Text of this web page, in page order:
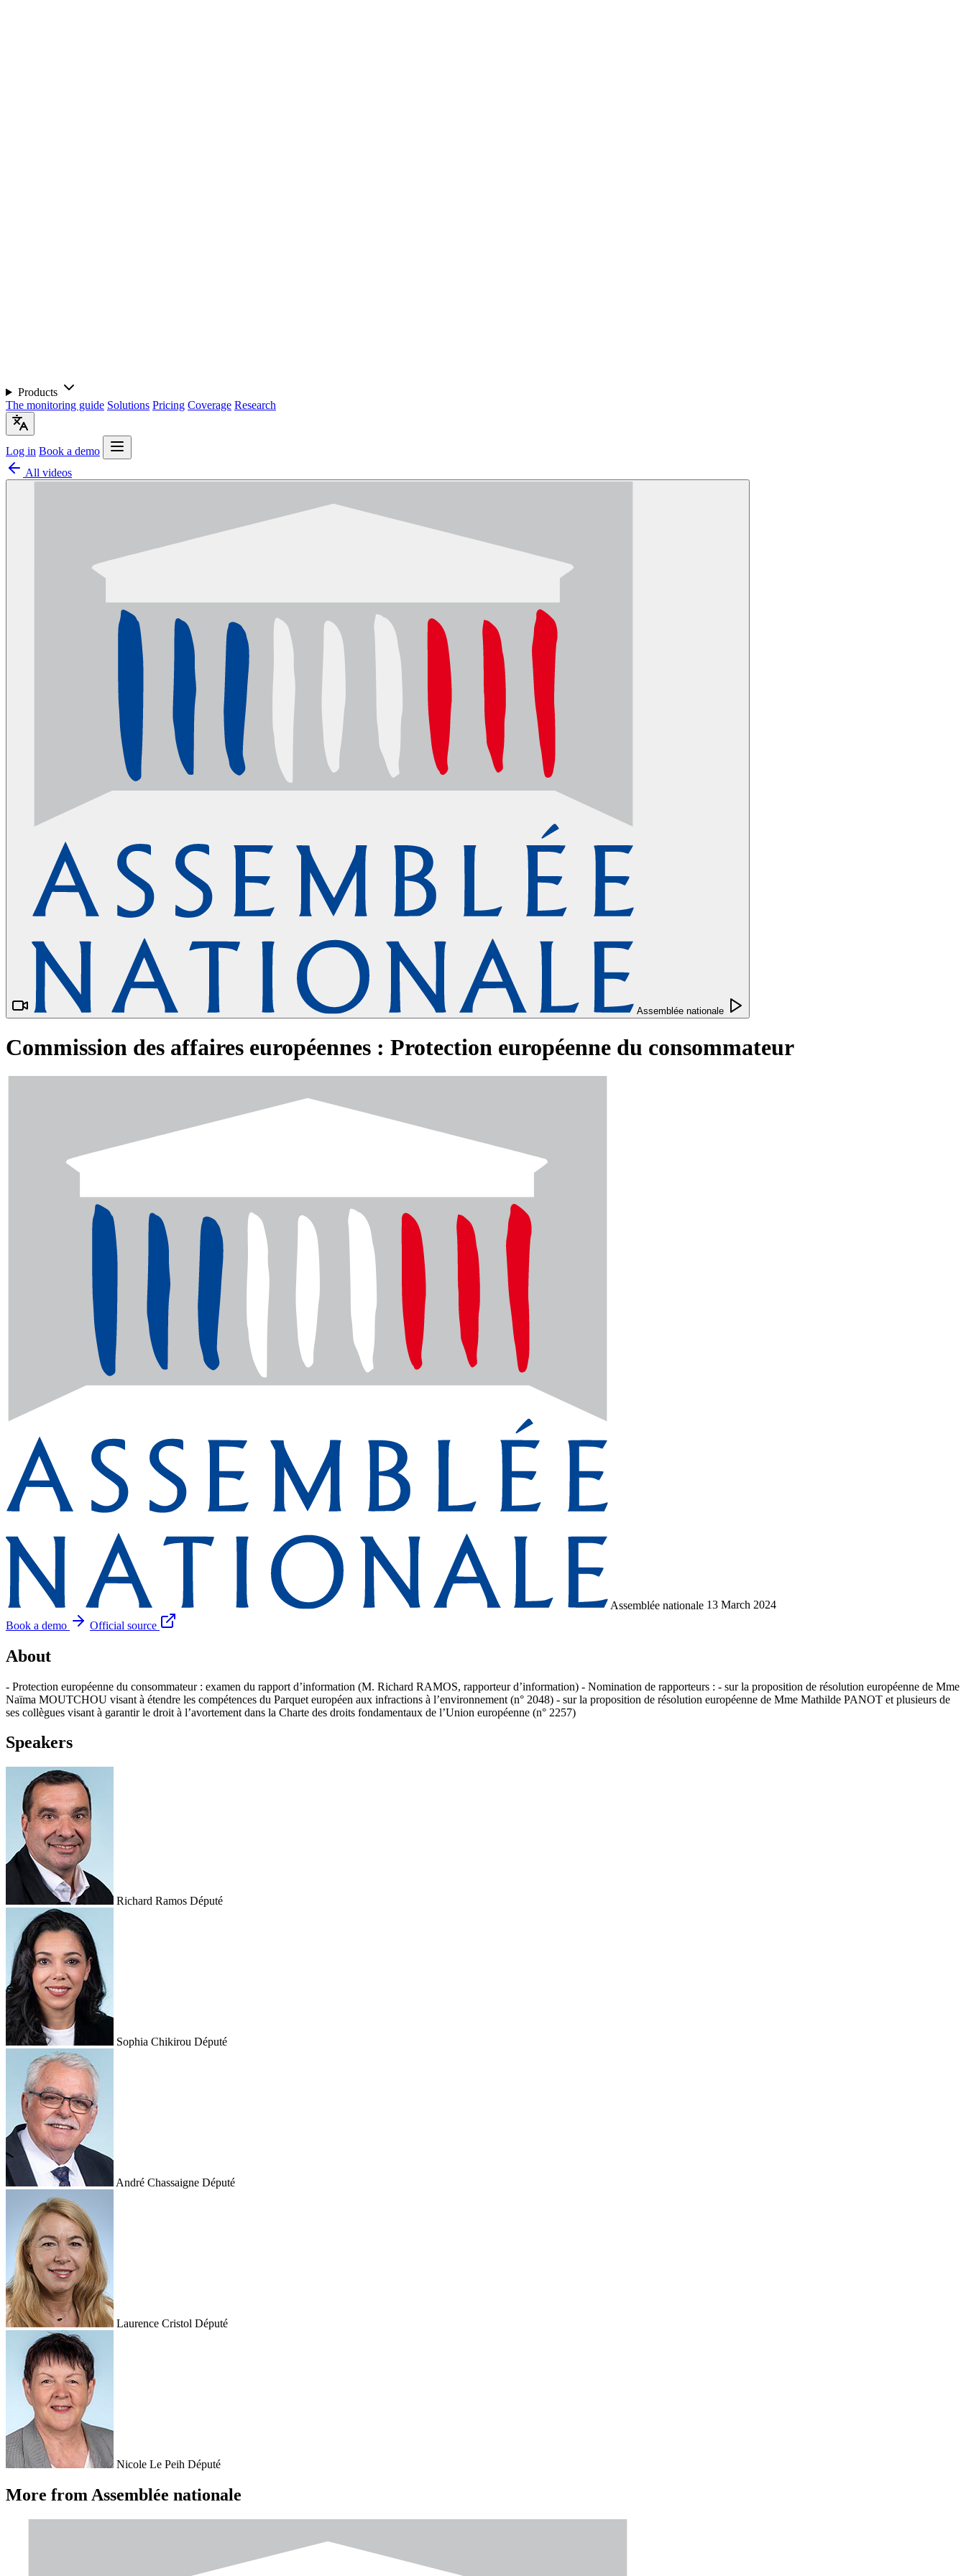
Products
The monitoring guide Solutions Pricing Coverage Research
Log in Book a demo
All videos
Assemblée nationale
Commission des affaires européennes : Protection européenne du consommateur
Assemblée nationale 13 March 2024
Book a demo
Official source
About
- Protection européenne du consommateur : examen du rapport d’information (M. Richard RAMOS, rapporteur d’information) - Nomination de rapporteurs : - sur la proposition de résolution européenne de Mme
Naïma MOUTCHOU visant à étendre les compétences du Parquet européen aux infractions à l’environnement (n° 2048) - sur la proposition de résolution européenne de Mme Mathilde PANOT et plusieurs de
ses collègues visant à garantir le droit à l’avortement dans la Charte des droits fondamentaux de l’Union européenne (n° 2257)
Speakers
Richard Ramos Député
Sophia Chikirou Député
André Chassaigne Député
Laurence Cristol Député
Nicole Le Peih Député
More from Assemblée nationale